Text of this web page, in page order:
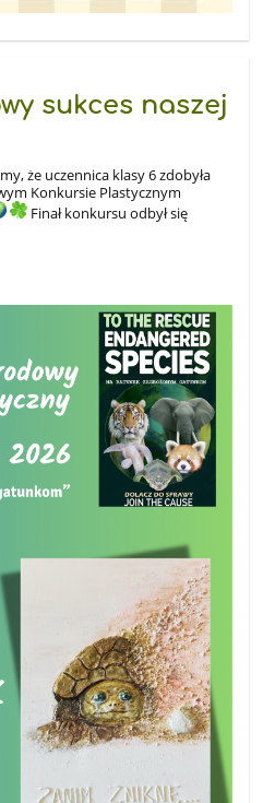
sukces naszej
że uczennica klasy 6 zdobyła
Konkursie Plastycznym
Finał konkursu odbył się